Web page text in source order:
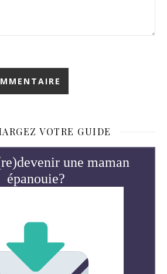
VOTRE GUIDE